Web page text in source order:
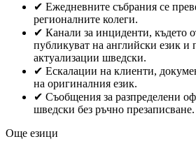
✔ Ежедневните събрания се
регионалните колеги.
✔ Канали за инциденти, където
публикуват на английски език и
актуализации шведски.
✔ Ескалации на клиенти,
на оригиналния език.
✔ Съобщения за разпределени
шведски без ръчно презаписване.
Още езици